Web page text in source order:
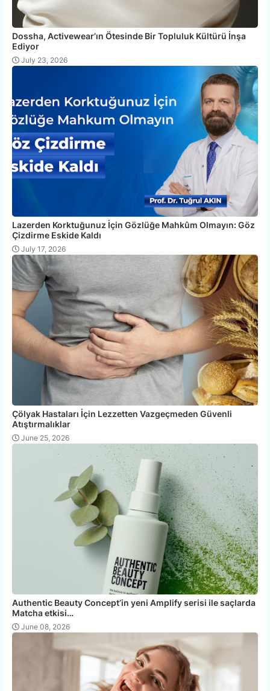
Dossha, Activewear’ın Ötesinde Bir Topluluk Kültürü İnşa
Ediyor
July 23, 2026
Lazerden Korktuğunuz İçin Gözlüğe Mahkûm Olmayın: Göz
Çizdirme Eskide Kaldı
July 17, 2026
Çölyak Hastaları İçin Lezzetten Vazgeçmeden Güvenli
Atıştırmalıklar
June 25, 2026
Authentic Beauty Concept’in yeni Amplify serisi ile saçlarda
Matcha etkisi…
June 08, 2026